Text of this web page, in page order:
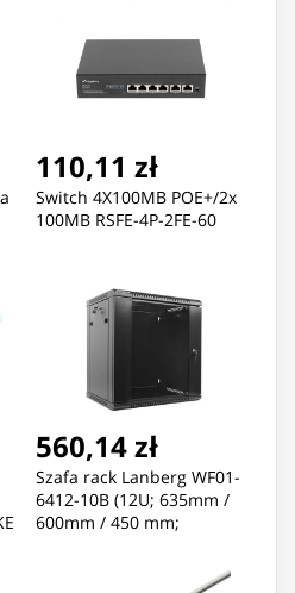
110,11 zł
Switch 4X100MB POE+/2x
100MB RSFE-4P-2FE-60
560,14 zł
Szafa rack Lanberg WF01-
6412-10B (12U; 635mm /
600mm / 450 mm;